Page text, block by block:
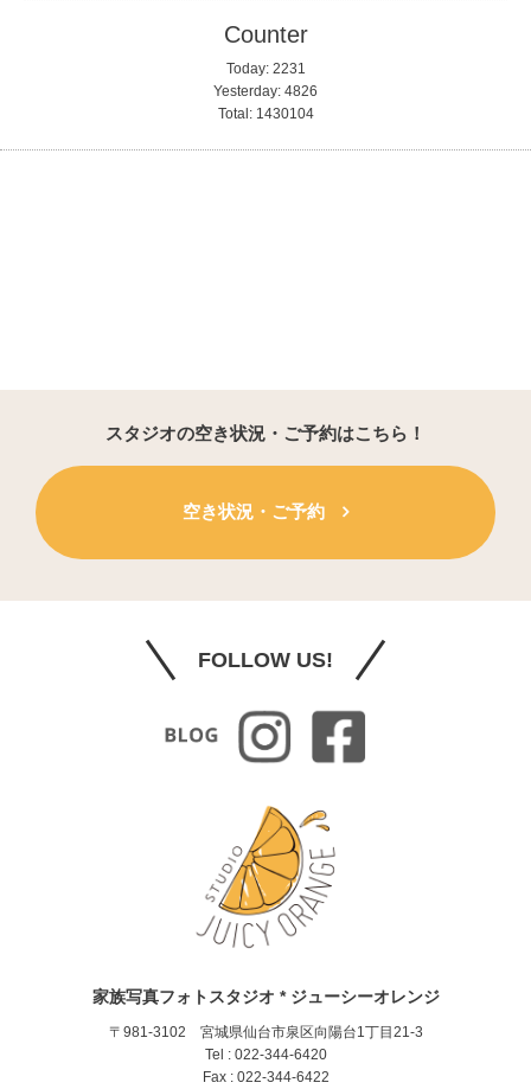
Counter
Today: 2231
Yesterday: 4826
Total: 1430104
スタジオの空き状況・ご予約はこちら！
空き状況・ご予約
FOLLOW US!
家族写真フォトスタジオ * ジューシーオレンジ
〒981-3102 宮城県仙台市泉区向陽台1丁目21-3
Tel : 022-344-6420
Fax : 022-344-6422